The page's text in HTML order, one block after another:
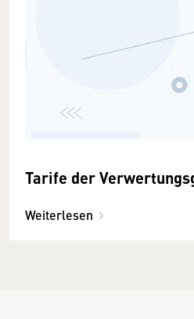
Tarife der
Weiterlesen